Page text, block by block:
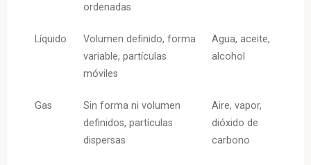
ordenadas
Líquido
Volumen definido, forma
variable, partículas
móviles
Agua, aceite,
alcohol
Gas
Sin forma ni volumen
definidos, partículas
dispersas
Aire, vapor,
dióxido de
carbono